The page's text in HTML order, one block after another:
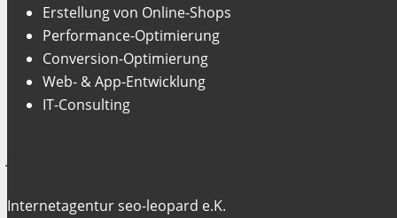
Erstellung von Online-Shops
Performance-Optimierung
Conversion-Optimierung
Web- & App-Entwicklung
IT-Consulting
Internetagentur seo-leopard e.K.